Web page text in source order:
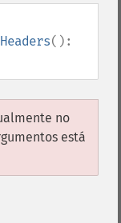
():
no
está